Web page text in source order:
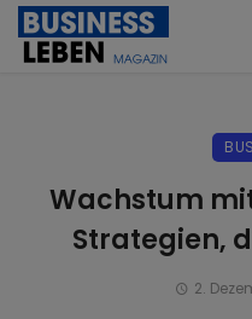
Wachstum
Strategien,
2.